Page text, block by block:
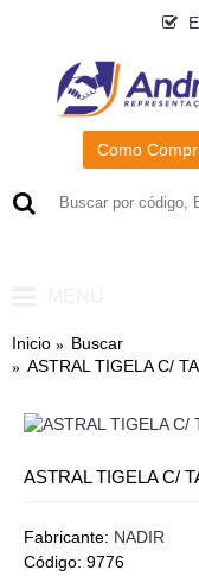
Como
Inicio
Buscar
ASTRAL TIGELA C/
ASTRAL TIGELA C/
Fabricante: NADIR
Código: 9776